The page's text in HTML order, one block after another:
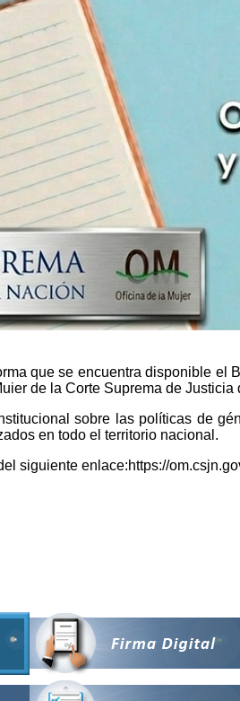
que se encuentra disponible
de la Corte Suprema de
sobre las políticas de
en todo el territorio nacional.
siguiente enlace:https://